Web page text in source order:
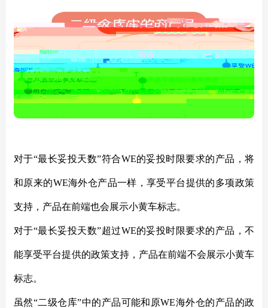
对于“最长妥投天数”符合WE的妥投时限要求的产品，将
和原来的WE海外仓产品一样，享受平台提供的多项政策
支持，产品在前端也会展示小黄车标志。
对于“最长妥投天数”超过WE的妥投时限要求的产品，不
能享受平台提供的政策支持，产品在前端不会展示小黄车
标志。
虽然“二级仓库”中的产品可能和原WE海外仓的产品的政